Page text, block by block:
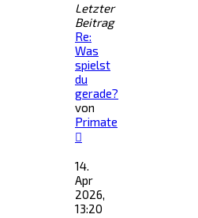
Letzter
Beitrag
Re:
Was
spielst
du
gerade?
von
Primate
Beitrag
14.
Apr
2026,
13:20